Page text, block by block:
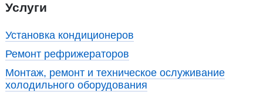
Услуги
Установка кондиционеров
Ремонт рефрижераторов
Монтаж, ремонт и техническое ослуживание
холодильного оборудования